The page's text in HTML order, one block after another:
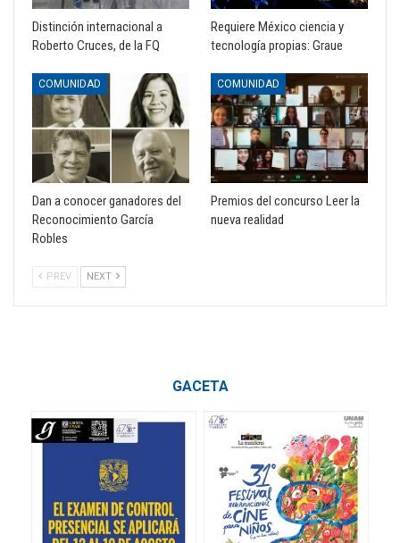
Distinción internacional a
Roberto Cruces, de la FQ
Requiere México ciencia y
tecnología propias: Graue
COMUNIDAD
Dan a conocer ganadores del
Reconocimiento García
Robles
COMUNIDAD
Premios del concurso Leer la
nueva realidad
PREV NEXT
GACETA